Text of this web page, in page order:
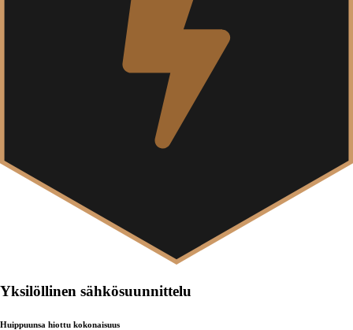
Yksilöllinen sähkösuunnittelu
Huippuunsa hiottu kokonaisuus